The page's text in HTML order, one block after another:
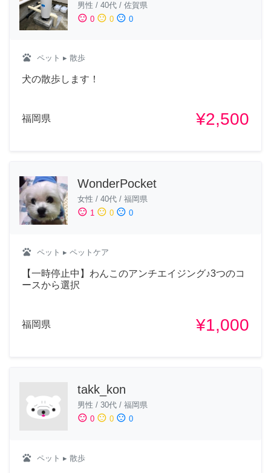
男性 / 40代 / 佐賀県
sentiment_satisfied 0 sentiment_neutral 0 sentiment_dissatisfied 0
pets ペット ▸ 散歩
犬の散歩します！
福岡県 ¥2,500
WonderPocket
女性 / 40代 / 福岡県
sentiment_satisfied 1 sentiment_neutral 0 sentiment_dissatisfied 0
pets ペット ▸ ペットケア
【一時停止中】わんこのアンチエイジング♪3つのコ
ースから選択
福岡県 ¥1,000
takk_kon
男性 / 30代 / 福岡県
sentiment_satisfied 0 sentiment_neutral 0 sentiment_dissatisfied 0
pets ペット ▸ 散歩